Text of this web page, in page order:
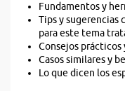
Fundamentos y
Tips y sugerencias
para este tema
Consejos prácticos
Casos similares y
Lo que dicen los